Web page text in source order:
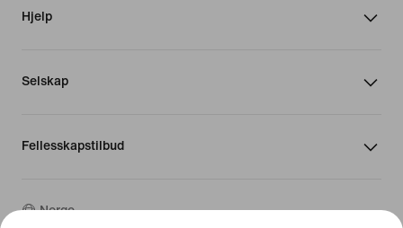
Hjelp
Selskap
Fellesskapstilbud
Norge